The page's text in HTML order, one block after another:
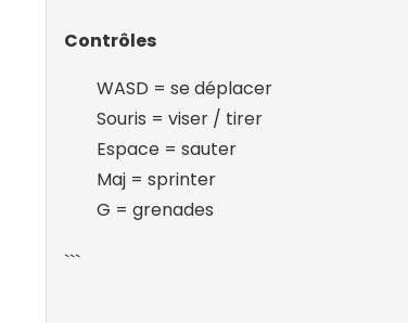
Contrôles
WASD = se déplacer
Souris = viser / tirer
Espace = sauter
Maj = sprinter
G = grenades
```